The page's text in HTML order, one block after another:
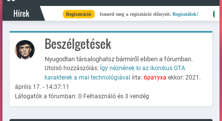
Hírek Regisztráció Ismerd meg a regisztáció előnyeit.Regisztálok! Kész
Beszélgetések
Nyugodtan társaloghatsz bármiről ebben a fórumban.
Utolsó hozzászólás: Így néznének ki az ikonikus GTA
karakterek a mai technológiával írta: братуха ekkor: 2021.
április 17. - 14:37:11
Látogatók a fórumban: 0 Felhasználó és 3 vendég